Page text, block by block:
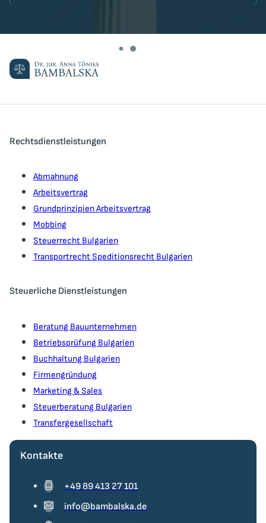
Rechtsdienstleistungen
Abmahnung
Arbeitsvertrag
Grundprinzipien Arbeitsvertrag
Mobbing
Steuerrecht Bulgarien
Transportrecht Speditionsrecht Bulgarien
Steuerliche Dienstleistungen
Beratung Bauunternehmen
Betriebsprüfung Bulgarien
Buchhaltung Bulgarien
Firmengründung
Marketing & Sales
Steuerberatung Bulgarien
Transfergesellschaft
Kontakte
+49 89 413 27 101
info@bambalska.de